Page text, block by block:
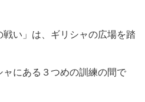
戦い」は、ギリシャの広場を踏
にある３つめの訓練の間で